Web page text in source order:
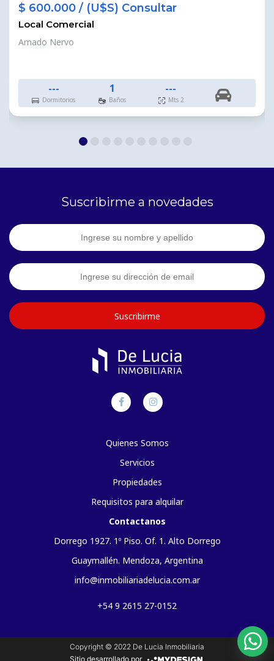
$ 600.000 / (U$S) Consultar
Local Comercial
Amado Nervo
---
Dormitorios
1
Baños
---
Mts 2
Suscribirme a novedades
Suscribirme
Quienes Somos
Servicios
Propiedades
Requisitos para alquilar
Contactanos
Dorrego 1927. 1º Piso. Of. 1. Alto Dorrego
Guaymallén. Mendoza, Argentina
info@inmobiliariadelucia.com.ar
+54 9 2615 27-0152
Copyright © 2022 De Lucia Inmobiliaria
Sitio desarrollado por